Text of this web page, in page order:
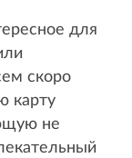
для
скоро
карту
не